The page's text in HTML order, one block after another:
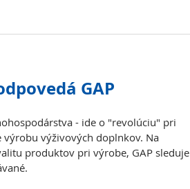
GAP
- ide o "revolúciu" pri
výživových doplnkov. Na
produktov pri výrobe, GAP sleduje